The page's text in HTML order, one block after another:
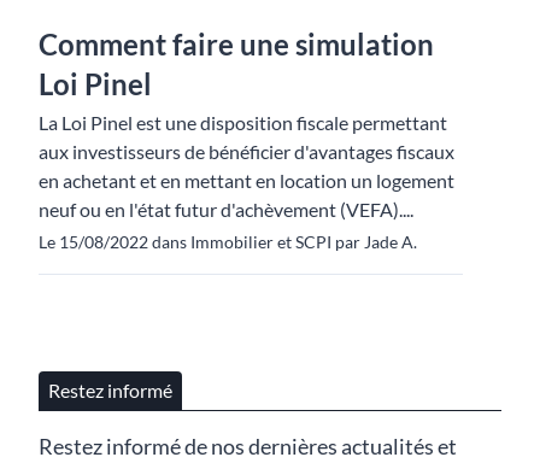
Comment faire une simulation
Loi Pinel
La Loi Pinel est une disposition fiscale permettant
aux investisseurs de bénéficier d'avantages fiscaux
en achetant et en mettant en location un logement
neuf ou en l'état futur d'achèvement (VEFA)....
Le 15/08/2022 dans Immobilier et SCPI par Jade A.
Restez informé
Restez informé de nos dernières actualités et